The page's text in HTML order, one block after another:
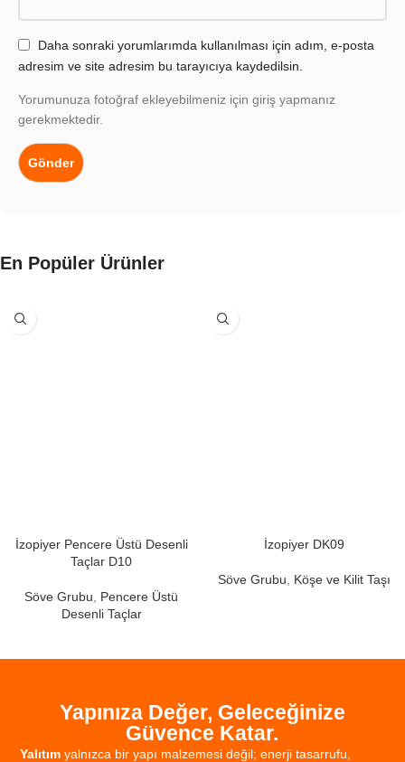
Daha sonraki yorumlarımda kullanılması için adım, e-posta
adresim ve site adresim bu tarayıcıya kaydedilsin.
Yorumunuza fotoğraf ekleyebilmeniz için giriş yapmanız
gerekmektedir.
En Popüler Ürünler
İzopiyer Pencere Üstü Desenli
Taçlar D10
Söve Grubu
Pencere Üstü
Desenli Taçlar
İzopiyer DK09
Söve Grubu Köşe ve Kilit Taşı
Yapınıza Değer, Geleceğinize
Güvence Katar.
Yalıtım yalnızca bir yapı malzemesi değil; enerji tasarrufu,